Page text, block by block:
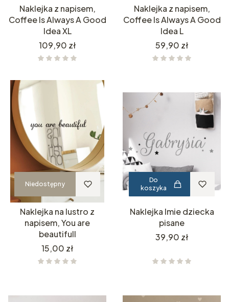
Naklejka z napisem,
Coffee Is Always A Good
Idea XL
Cena
109,90 zł
Naklejka z napisem,
Coffee Is Always A Good
Idea L
Cena
59,90 zł
Niedostępny
Naklejka na lustro z
napisem, You are
beautifull
Cena
15,00 zł
Do
koszyka
Naklejka Imie dziecka
pisane
Cena
39,90 zł